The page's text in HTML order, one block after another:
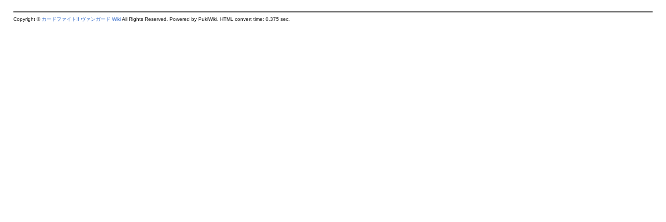
Copyright © カードファイト!! ヴァンガード WikiAll Rights Reserved. Powered by PukiWiki. HTML convert time: 0.375 sec.